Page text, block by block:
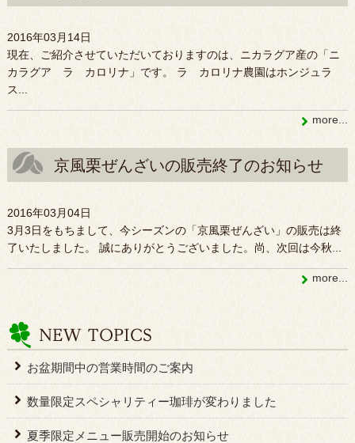
2016年03月14日
現在、ご紹介させていただいておりますのは、ニカラグア産の「ニ
カラグア ラ カロリナ」です。 ラ カロリナ農園はホンジュラ
ス...
more...
京風栗ぜんざいの販売終了のお知らせ
2016年03月04日
3月3日をもちまして、今シーズンの「京風栗ぜんざい」の販売は終
了いたしました。 誠にありがとうございました。尚、次回は今秋...
more...
お盆期間中の営業時間のご案内
数量限定スペシャリティー珈琲が変わりました
夏季限定メニュー販売開始のお知らせ